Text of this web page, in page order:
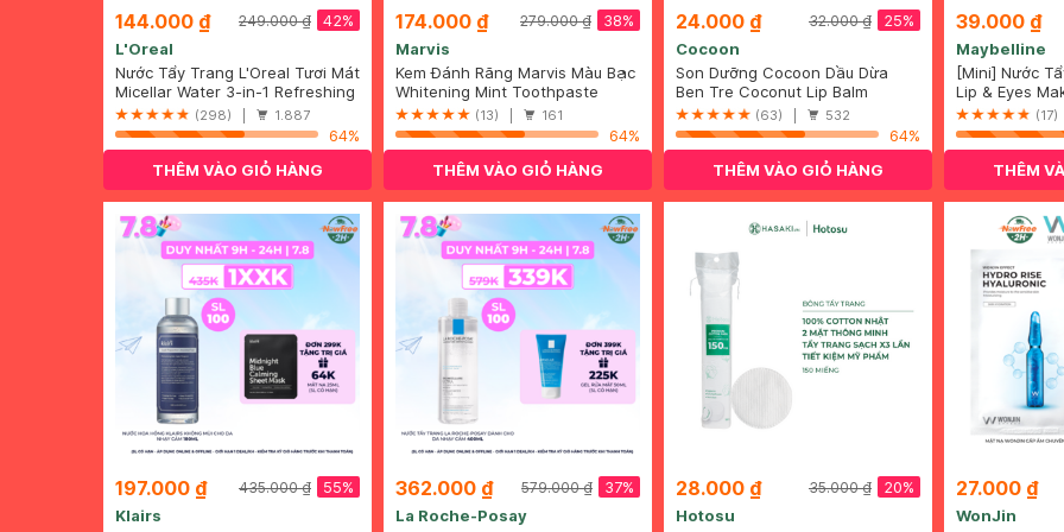
144.000 ₫ 42%
249.000 ₫
L'Oreal
Nước Tẩy Trang L'Oreal Tươi Mát
Cho Da Dầu, Hỗn Hợp 400ml
Micellar Water 3-in-1 Refreshing
Even For Sensitive Skin
(298) | 1.887
64%
THÊM VÀO GIỎ HÀNG
174.000 ₫ 38%
279.000 ₫
Marvis
Kem Đánh Răng Marvis Màu Bạc
Làm Trắng Răng 85ml
Whitening Mint Toothpaste
(13) | 161
64%
THÊM VÀO GIỎ HÀNG
24.000 ₫ 25%
32.000 ₫
Cocoon
Son Dưỡng Cocoon Dầu Dừa
Bến Tre 5g
Ben Tre Coconut Lip Balm
(63) | 532
64%
THÊM VÀO GIỎ HÀNG
39.000 ₫
Maybelline
[Mini] Nước
Maybelline
Lip & Eyes
THÊM
197.000 ₫ 55%
435.000 ₫
Klairs
362.000 ₫ 37%
579.000 ₫
La Roche-Posay
28.000 ₫ 20%
35.000 ₫
Hotosu
27.000 ₫
WonJin